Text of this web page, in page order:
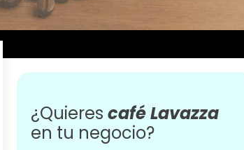
¿Quieres café Lavazza
en tu negocio?